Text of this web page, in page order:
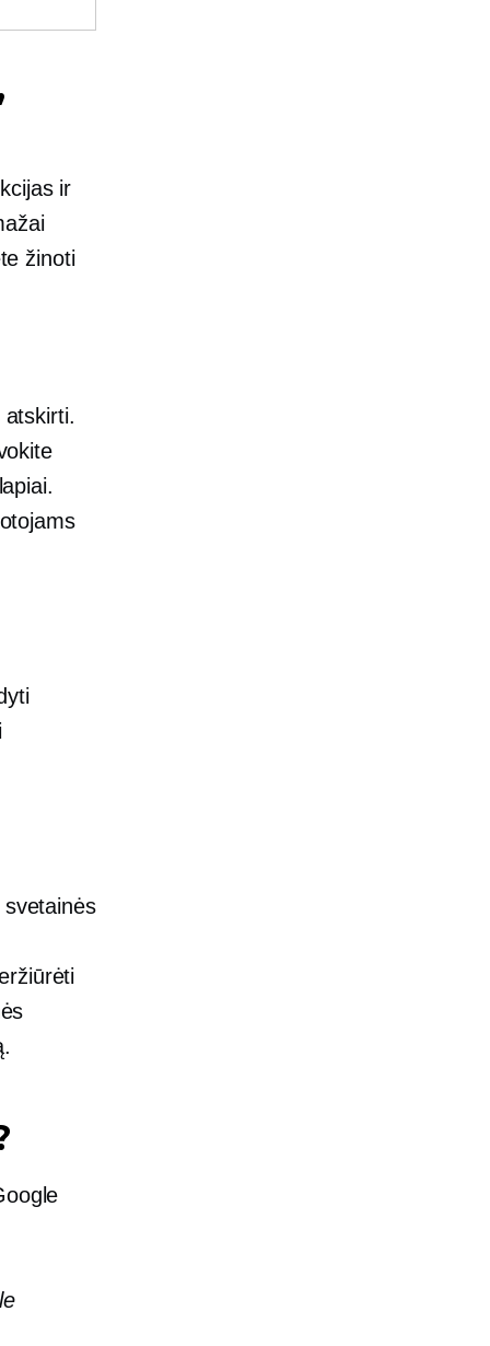
ir
žinoti